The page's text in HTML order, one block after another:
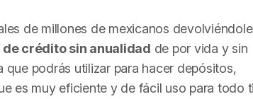
de millones de mexicanos
crédito sin anualidad de por vida y sin
que podrás utilizar para hacer depósitos,
es muy eficiente y de fácil uso para todo